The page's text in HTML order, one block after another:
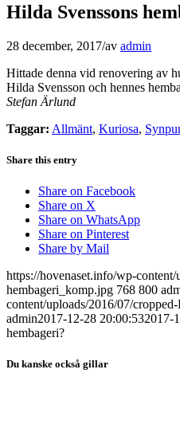
Hilda Svenssons
28 december, 2017/av admin
Hittade denna vid renovering av
Hilda Svensson och hennes
Stefan Ärlund
Taggar: Allmänt, Kuriosa,
Share this entry
Share on Facebook
Share on X
Share on WhatsApp
Share on Pinterest
Share by Mail
https://hovenaset.info/wp-
hembageri_komp.jpg 768 800
content/uploads/2016/07/
admin2017-12-28 20:00:532017-
hembageri?
Du kanske också gillar